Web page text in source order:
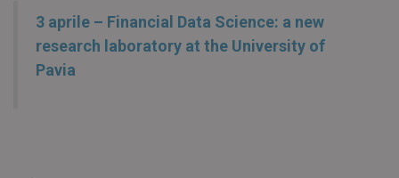
3 aprile – Financial Data Science: a new
research laboratory at the University of
Pavia